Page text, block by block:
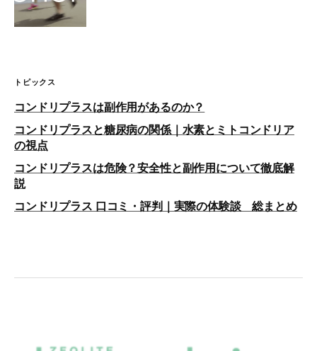
トピックス
コンドリプラスは副作用があるのか？
コンドリプラスと糖尿病の関係｜水素とミトコンドリア
の視点
コンドリプラスは危険？安全性と副作用について徹底解
説
コンドリプラス 口コミ・評判｜実際の体験談 総まとめ